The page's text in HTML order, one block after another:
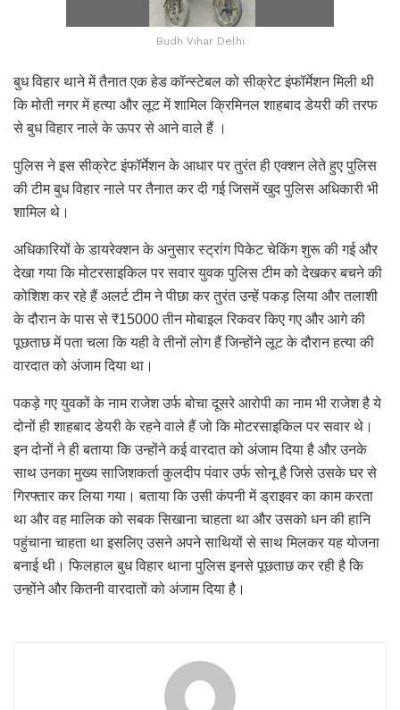
Budh Vihar Delhi
बुध विहार थाने में तैनात एक हेड कॉन्स्टेबल को सीक्रेट इंफॉर्मेशन मिली थी
कि मोती नगर में हत्या और लूट में शामिल क्रिमिनल शाहबाद डेयरी की तरफ
से बुध विहार नाले के ऊपर से आने वाले हैं ।
पुलिस ने इस सीक्रेट इंफॉर्मेशन के आधार पर तुरंत ही एक्शन लेते हुए पुलिस
की टीम बुध विहार नाले पर तैनात कर दी गई जिसमें खुद पुलिस अधिकारी भी
शामिल थे।
अधिकारियों के डायरेक्शन के अनुसार स्ट्रांग पिकेट चेकिंग शुरू की गई और
देखा गया कि मोटरसाइकिल पर सवार युवक पुलिस टीम को देखकर बचने की
कोशिश कर रहे हैं अलर्ट टीम ने पीछा कर तुरंत उन्हें पकड़ लिया और तलाशी
के दौरान के पास से ₹15000 तीन मोबाइल रिकवर किए गए और आगे की
पूछताछ में पता चला कि यही वे तीनों लोग हैं जिन्होंने लूट के दौरान हत्या की
वारदात को अंजाम दिया था।
पकड़े गए युवकों के नाम राजेश उर्फ बोचा दूसरे आरोपी का नाम भी राजेश है ये
दोनों ही शाहबाद डेयरी के रहने वाले हैं जो कि मोटरसाइकिल पर सवार थे।
इन दोनों ने ही बताया कि उन्होंने कई वारदात को अंजाम दिया है और उनके
साथ उनका मुख्य साजिशकर्ता कुलदीप पंवार उर्फ सोनू है जिसे उसके घर से
गिरफ्तार कर लिया गया। बताया कि उसी कंपनी में ड्राइवर का काम करता
था और वह मालिक को सबक सिखाना चाहता था और उसको धन की हानि
पहुंचाना चाहता था इसलिए उसने अपने साथियों से साथ मिलकर यह योजना
बनाई थी। फिलहाल बुध विहार थाना पुलिस इनसे पूछताछ कर रही है कि
उन्होंने और कितनी वारदातों को अंजाम दिया है।